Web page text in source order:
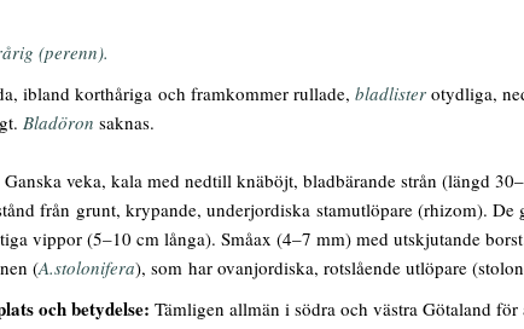
(perenn).
ibland korthåriga och framkommer rullade, bladlister otydliga,
Bladöron saknas.
Ganska veka, kala med nedtill knäböjt, bladbärande strån (längd
från grunt, krypande, underjordiska stamutlöpare (rhizom).
vippor (5–10 cm långa). Småax (4–7 mm) med utskjutande
(A.stolonifera), som har ovanjordiska, rotslående utlöpare
och betydelse: Tämligen allmän i södra och västra Götaland